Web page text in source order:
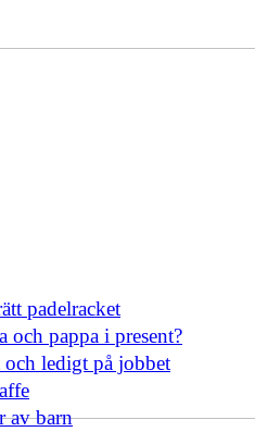
padelracket
och pappa i present?
ledigt på jobbet
av barn